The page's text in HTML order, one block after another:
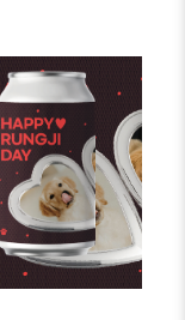
가 지급됩니다.